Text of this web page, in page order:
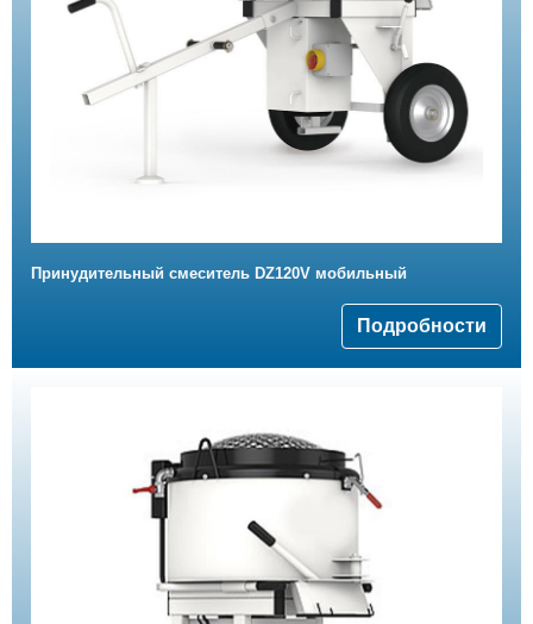
Принудительный смеситель DZ120V мобильный
Подробности